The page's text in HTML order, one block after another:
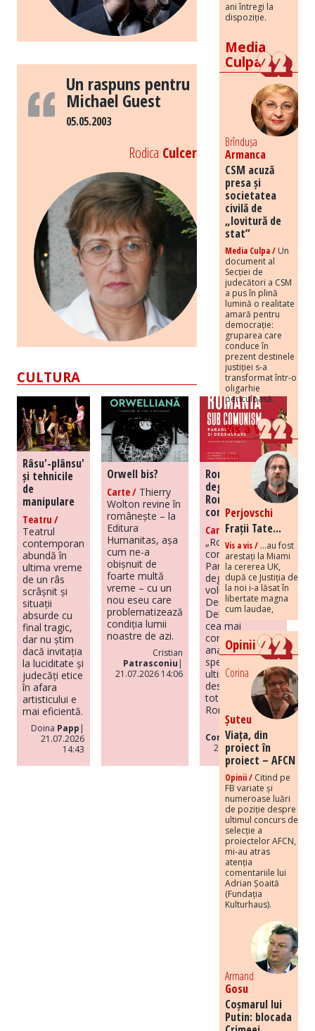
Un raspuns pentru
Michael Guest
05.05.2003
Rodica Culcer
CULTURA
Râsu'-plânsu'
și tehnicile
de
manipulare
Teatru /
Teatrul
contemporan
abundă în
ultima vreme
de un râs
scrâșnit și
situații
absurde cu
final tragic,
dar nu știm
dacă invitația
la luciditate și
judecăți etice
în afara
artisticului e
mai eficientă.
Doina Papp |
21.07.2026
14:43
Orwell bis?
Carte / Thierry
Wolton revine în
românește – la
Editura
Humanitas, așa
cum ne-a
obișnuit de
foarte multă
vreme – cu un
nou eseu care
problematizează
condiția lumii
noastre de azi.
Cristian
Patrasconiu |
21.07.2026 14:06
România
degenerată –
România în
comunism
Carte /
„România sub
comunism.
Paradox și
degenerare”,
volumul lui
Dennis
Deletant, este
cea mai
completă
analiză de
specialitate din
ultimii ani
despre regimul
totalitar din
România.
Constantinescu
21.07.2026 14:37
ani întregi la
dispoziție.
Media
Culpa
Brîndușa
Armanca
CSM acuză
presa și
societatea
civilă de
„lovitură de
stat”
Media Culpa / Un
document al
Secției de
judecători a CSM
a pus în plină
lumină o realitate
amară pentru
democrație:
gruparea care
conduce în
prezent destinele
justiției s-a
transformat într-o
oligarhie
periculoasă.
Vis a Vis
Dan
Perjovschi
Frații Tate...
Vis a vis / ...au fost
arestați la Miami
la cererea UK,
după ce Justiția de
la noi i-a lăsat în
libertate magna
cum laudae,
Opinii
Corina
Șuteu
Viața, din
proiect în
proiect – AFCN
Opinii / Citind pe
FB variate și
numeroase luări
de poziție despre
ultimul concurs de
selecție a
proiectelor AFCN,
mi-au atras
atenția
comentariile lui
Adrian Șoaită
(Fundația
Kulturhaus).
Armand
Gosu
Coșmarul lui
Putin: blocada